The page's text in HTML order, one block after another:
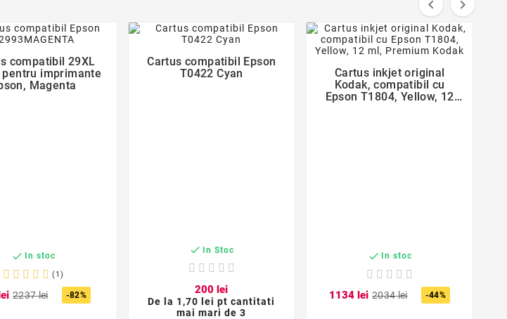
 

29XL
pentru imprimante
Magenta
 In stoc
(1)
2237lei -82%

Cartus compatibil Epson
T0422 Cyan
 In Stoc
200 lei
De la 1,70 lei pt cantitati
mai mari de 3

favorite_border
Cartus inkjet original
Kodak, compatibil cu
Epson T1804, Yellow, 12
 In stoc
1134 lei 2034lei -44%